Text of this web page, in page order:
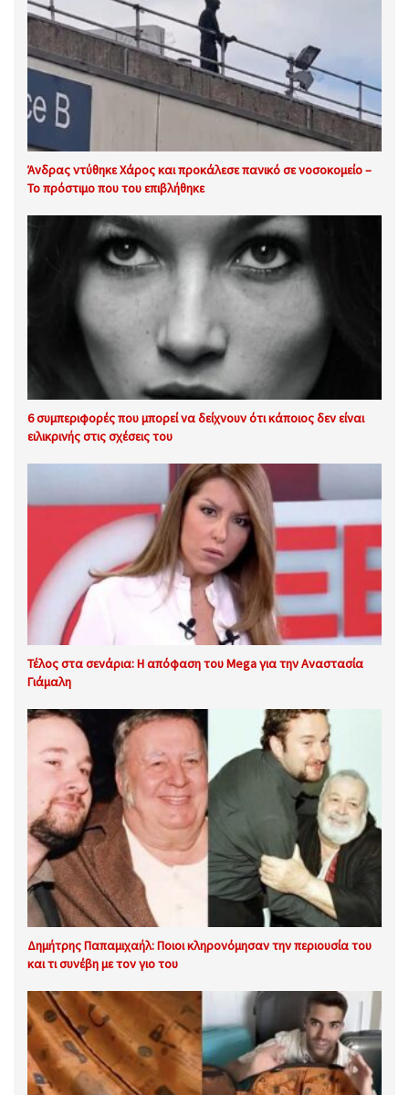
Άνδρας ντύθηκε Χάρος και προκάλεσε πανικό σε νοσοκομείο –
Το πρόστιμο που του επιβλήθηκε
6 συμπεριφορές που μπορεί να δείχνουν ότι κάποιος δεν είναι
ειλικρινής στις σχέσεις του
Τέλος στα σενάρια: Η απόφαση του Mega για την Αναστασία
Γιάμαλη
Δημήτρης Παπαμιχαήλ: Ποιοι κληρονόμησαν την περιουσία του
και τι συνέβη με τον γιο του